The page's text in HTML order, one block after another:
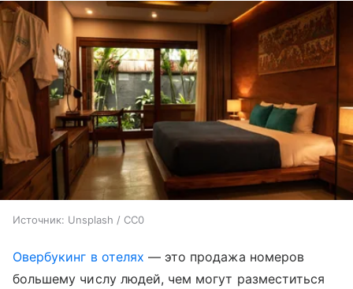
Источник: Unsplash / CC0
Овербукинг в отелях — это продажа номеров
большему числу людей, чем могут разместиться